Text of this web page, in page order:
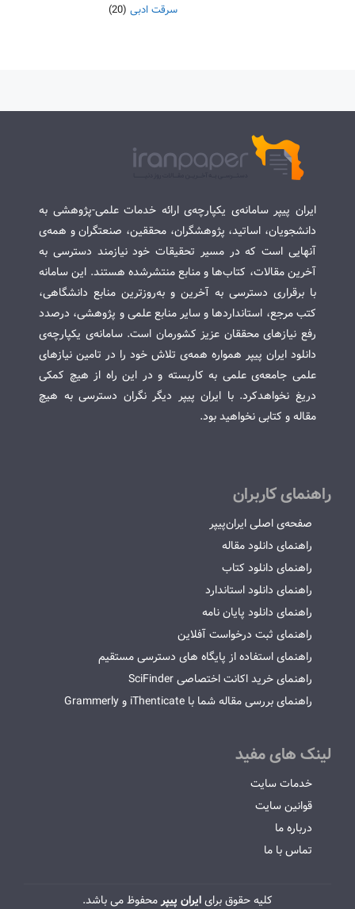
سرقت ادبی (20)
ایران پیپر سامانه‌ی یکپارچه‌ی ارائه خدمات علمی-پژوهشی به
دانشجویان، اساتید، پژوهشگران، محققین، صنعتگران و همه‌ی
آنهایی است که در مسیر تحقیقات خود نیازمند دسترسی به
آخرین مقالات، کتاب‌ها و منابع منتشرشده هستند. این سامانه
با برقراری دسترسی به آخرین و به‌روزترین منابع دانشگاهی،
کتب مرجع، استانداردها و سایر منابع علمی و پژوهشی، درصدد
رفع نیازهای محققان عزیز کشورمان است. سامانه‌ی یکپارچه‌ی
دانلود ایران پیپر همواره همه‌ی تلاش خود را در تامین نیازهای
علمی جامعه‌ی علمی به کاربسته و در این راه از هیچ کمکی
دریغ نخواهدکرد. با ایران پیپر دیگر نگران دسترسی به هیچ
مقاله و کتابی نخواهید بود.
راهنمای کاربران
صفحه‌ی اصلی ایران‌پیپر
راهنمای دانلود مقاله
راهنمای دانلود کتاب
راهنمای دانلود استاندارد
راهنمای دانلود پایان نامه
راهنمای ثبت درخواست آفلاین
راهنمای استفاده از پایگاه های دسترسی مستقیم
راهنمای خرید اکانت اختصاصی SciFinder
راهنمای بررسی مقاله شما با iThenticate و Grammerly
لینک های مفید
خدمات سایت
قوانین سایت
درباره ما
تماس با ما
کلیه حقوق برایایران پیپرمحفوظ می باشد.